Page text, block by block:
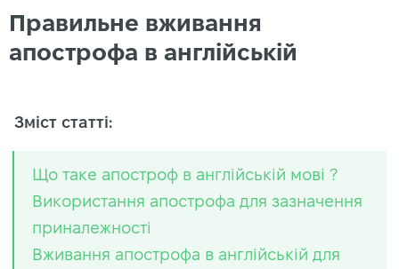
Правильне вживання
апострофа в англійській
Зміст статті:
Що таке апостроф в англійській мові ?
Використання апострофа для зазначення
приналежності
Вживання апострофа в англійській для